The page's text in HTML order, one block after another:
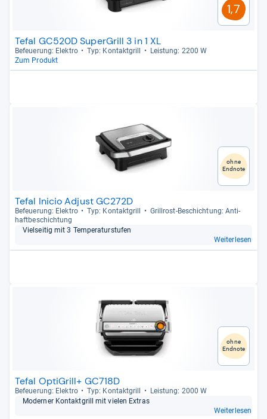
1,7
Tefal GC520D SuperGrill 3 in 1 XL
Befeue­rung: Elek­tro Typ: Kon­takt­grill
Leis­tung: 2200 W
Zum Produkt
ohne
Endnote
Tefal Inicio Adjust GC272D
Befeue­rung: Elek­tro Typ: Kon­takt­grill
Grill­rost-​Beschich­tung: Anti­
haft­be­schich­tung
Viel­sei­tig mit 3 Tem­pe­ra­tur­stu­fen
Weiterlesen
ohne
Endnote
Tefal OptiGrill+ GC718D
Befeue­rung: Elek­tro Typ: Kon­takt­grill
Leis­tung: 2000 W
Moder­ner Kon­takt­grill mit vie­len Extras
Weiterlesen